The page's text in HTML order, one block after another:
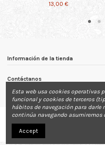
13,00 €
Información de la tienda
Contáctanos
Esta web usa cookies operativas
funcional y cookies de terceros
hábitos de navegación para darle
continúa navegando asumiremos
Accept